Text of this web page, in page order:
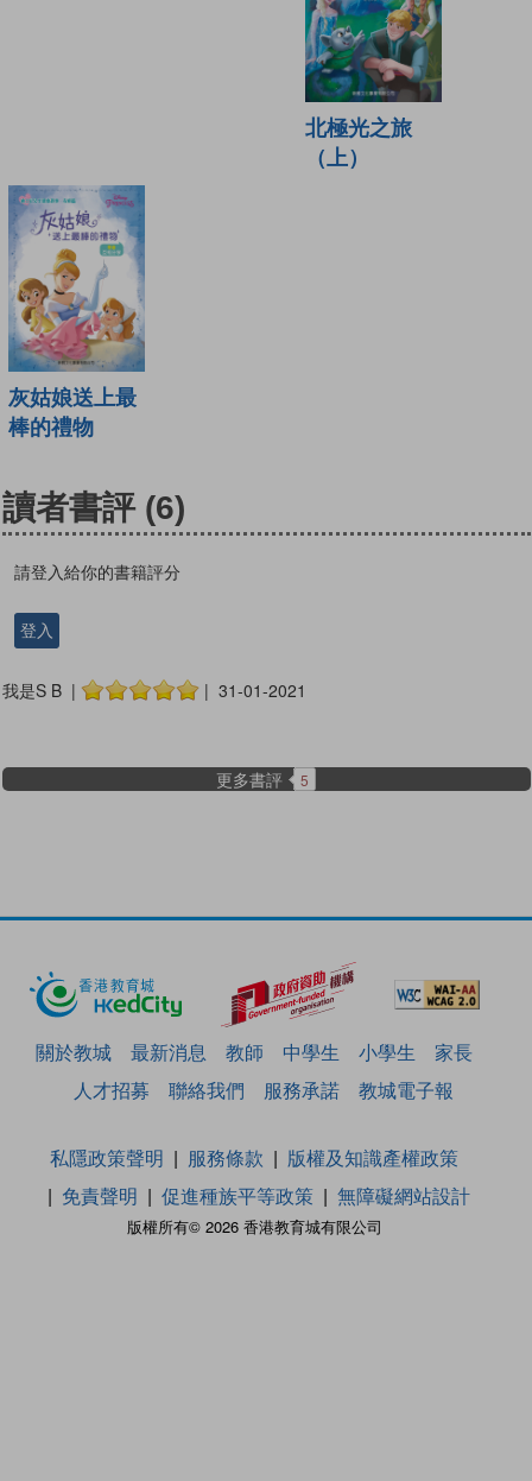
北極光之旅
（上）
灰姑娘送上最
棒的禮物
讀者書評 (6)
請登入給你的書籍評分
登入
我是S B | | 31-01-2021
更多書評 5
關於教城 最新消息 教師 中學生 小學生
家長
人才招募
聯絡我們 服務承諾 教城電子報
版權所有© 2026 香港教育城有限公司
私隱政策聲明 服務條款
版權及知識產權政策
免責聲明
促進種族平等政策 無障礙網站設計